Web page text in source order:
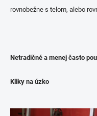
rovnobežne s telom, alebo
Netradičné a menej často
Kliky na úzko